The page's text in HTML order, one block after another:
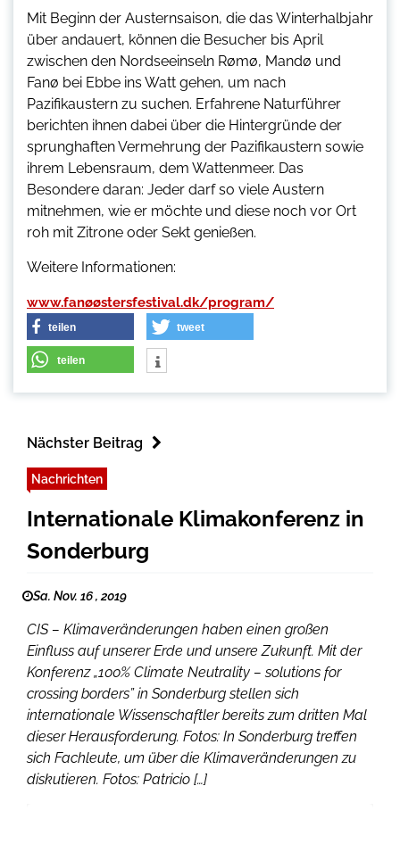
Mit Beginn der Austernsaison, die das Winterhalbjahr
über andauert, können die Besucher bis April
zwischen den Nordseeinseln Rømø, Mandø und
Fanø bei Ebbe ins Watt gehen, um nach
Pazifikaustern zu suchen. Erfahrene Naturführer
berichten ihnen dabei über die Hintergründe der
sprunghaften Vermehrung der Pazifikaustern sowie
ihrem Lebensraum, dem Wattenmeer. Das
Besondere daran: Jeder darf so viele Austern
mitnehmen, wie er möchte und diese noch vor Ort
roh mit Zitrone oder Sekt genießen.
Weitere Informationen:
www.fanøøstersfestival.dk/program/
teilen tweet
teilen
Nächster Beitrag
Nachrichten
Internationale Klimakonferenz in
Sonderburg
Sa. Nov. 16 , 2019
CIS – Klimaveränderungen haben einen großen
Einfluss auf unserer Erde und unsere Zukunft. Mit der
Konferenz „100% Climate Neutrality – solutions for
crossing borders” in Sonderburg stellen sich
internationale Wissenschaftler bereits zum dritten Mal
dieser Herausforderung. Fotos: In Sonderburg treffen
sich Fachleute, um über die Klimaveränderungen zu
diskutieren. Fotos: Patricio […]